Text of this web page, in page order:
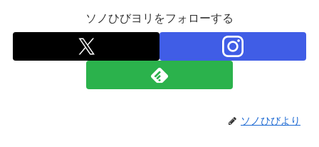
ソノひびヨリをフォローする
ソノひびより